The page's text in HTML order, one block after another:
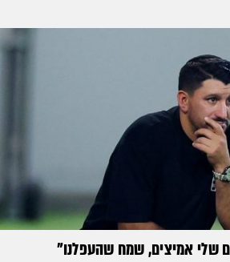
שלי אמיצים, שמח שהעפלנו"